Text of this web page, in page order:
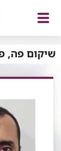
שיקום פה,